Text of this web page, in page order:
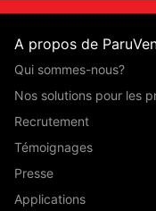
A propos de
Qui sommes-nous?
Nos solutions pour les
Recrutement
Témoignages
Presse
Applications